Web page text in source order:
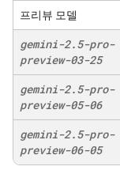
프리뷰 모델
gemini-2.5-pro-
preview-03-25
gemini-2.5-pro-
preview-05-06
gemini-2.5-pro-
preview-06-05